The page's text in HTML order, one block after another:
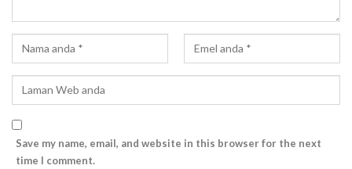
Save my name, email, and website in this browser for the next
time I comment.